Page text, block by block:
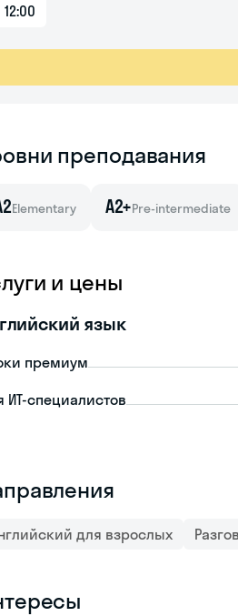
12:00
преподавания
Elementary A2+Pre-intermediate
и цены
язык
премиум
ИТ-специалистов
для взрослых